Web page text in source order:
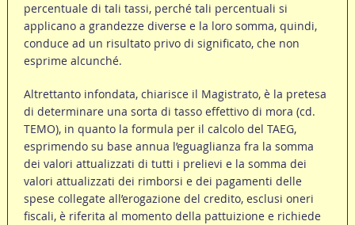
percentuale di tali tassi, perché tali percentuali si
applicano a grandezze diverse e la loro somma, quindi,
conduce ad un risultato privo di significato, che non
esprime alcunché.
Altrettanto infondata, chiarisce il Magistrato, è la pretesa
di determinare una sorta di tasso effettivo di mora (cd.
TEMO), in quanto la formula per il calcolo del TAEG,
esprimendo su base annua l’eguaglianza fra la somma
dei valori attualizzati di tutti i prelievi e la somma dei
valori attualizzati dei rimborsi e dei pagamenti delle
spese collegate all’erogazione del credito, esclusi oneri
fiscali, è riferita al momento della pattuizione e richiede